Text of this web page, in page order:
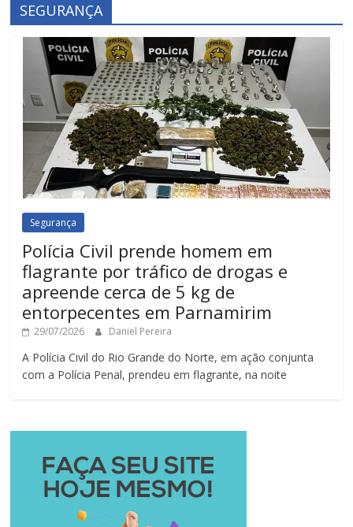
SEGURANÇA
Segurança
Polícia Civil prende homem em
flagrante por tráfico de drogas e
apreende cerca de 5 kg de
entorpecentes em Parnamirim
29/07/2026 Daniel Pereira
A Polícia Civil do Rio Grande do Norte, em ação conjunta
com a Polícia Penal, prendeu em flagrante, na noite